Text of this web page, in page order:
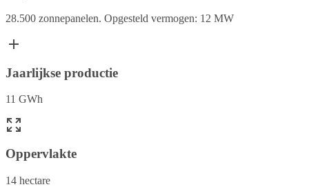
28.500 zonnepanelen. Opgesteld vermogen: 12 MW
Jaarlijkse productie
11 GWh
Oppervlakte
14 hectare